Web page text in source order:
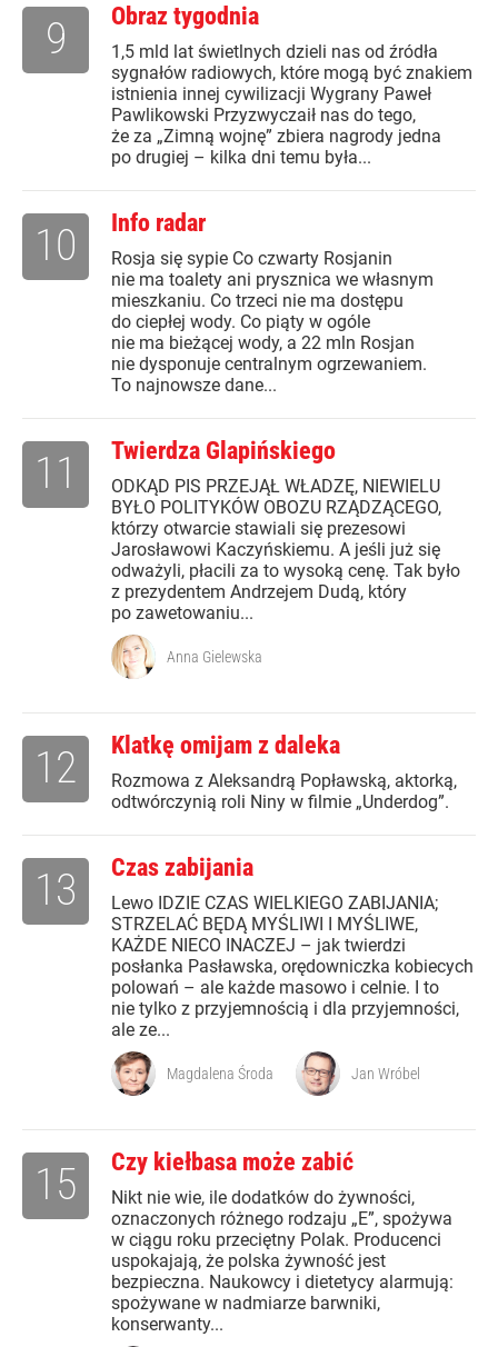
Obraz tygodnia
1,5 mld lat świetlnych dzieli nas od źródła
sygnałów radiowych, które mogą być znakiem
istnienia innej cywilizacji Wygrany Paweł
Pawlikowski Przyzwyczaił nas do tego,
że za „Zimną wojnę” zbiera nagrody jedna
po drugiej – kilka dni temu była...
9
Info radar
Rosja się sypie Co czwarty Rosjanin
nie ma toalety ani prysznica we własnym
mieszkaniu. Co trzeci nie ma dostępu
do ciepłej wody. Co piąty w ogóle
nie ma bieżącej wody, a 22 mln Rosjan
nie dysponuje centralnym ogrzewaniem.
To najnowsze dane...
10
Twierdza Glapińskiego
ODKĄD PIS PRZEJĄŁ WŁADZĘ, NIEWIELU
BYŁO POLITYKÓW OBOZU RZĄDZĄCEGO,
którzy otwarcie stawiali się prezesowi
Jarosławowi Kaczyńskiemu. A jeśli już się
odważyli, płacili za to wysoką cenę. Tak było
z prezydentem Andrzejem Dudą, który
po zawetowaniu...
11
Anna Gielewska
Klatkę omijam z daleka
Rozmowa z Aleksandrą Popławską, aktorką,
odtwórczynią roli Niny w filmie „Underdog”.
12
Czas zabijania
Lewo IDZIE CZAS WIELKIEGO ZABIJANIA;
STRZELAĆ BĘDĄ MYŚLIWI I MYŚLIWE,
KAŻDE NIECO INACZEJ – jak twierdzi
posłanka Pasławska, orędowniczka kobiecych
polowań – ale każde masowo i celnie. I to
nie tylko z przyjemnością i dla przyjemności,
ale ze...
13
Magdalena Środa Jan Wróbel
Czy kiełbasa może zabić
Nikt nie wie, ile dodatków do żywności,
oznaczonych różnego rodzaju „E”, spożywa
w ciągu roku przeciętny Polak. Producenci
uspokajają, że polska żywność jest
bezpieczna. Naukowcy i dietetycy alarmują:
spożywane w nadmiarze barwniki,
konserwanty...
15